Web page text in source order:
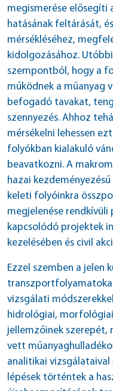
megismerése elősegíti
hatásának feltárását,
mérsékléséhez,
kidolgozásához.
szempontból, hogy a
működnek a műanyag
befogadó tavakat,
szennyezés. Ahhoz
mérsékelni lehessen
folyókban kialakuló
beavatkozni. A
hazai
keleti folyóinkra
megjelenése
kapcsolódó projektek
kezelésében és civil
Ezzel szemben a jelen
vizsgálati
hidrológiai,
jellemzőinek szerepét,
vett
analitikai
lépések történtek a